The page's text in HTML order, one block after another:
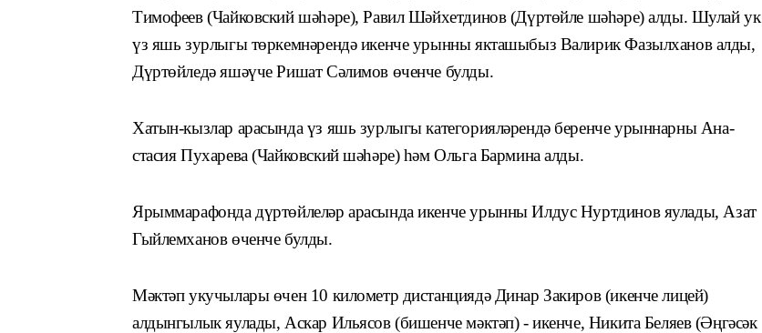
Тимофеев (Чайковский шәһәре), Равил Шәйхетдинов (Дүртөйле шәһәре) алды. Шулай ук
үз яшь зурлыгы төркемнәрендә икенче урынны якташыбыз Валирик Фазылханов алды,
Дүртөйледә яшәүче Ришат Сәлимов өченче булды.
Хатын-кызлар арасында үз яшь зурлыгы категорияләрендә беренче урыннарны Ана­
стасия Пухарева (Чайковский шәһәре) һәм Ольга Бармина алды.
Ярыммарафонда дүртөйлеләр арасында икенче урынны Илдус Нуртдинов яулады, Азат
Гыйлемханов өченче булды.
Мәктәп укучылары өчен 10 километр дистанциядә Динар Закиров (икенче лицей)
алдынгылык яулады, Аскар Ильясов (бишенче мәктәп) - икенче, Никита Беляев (Әңгәсәк